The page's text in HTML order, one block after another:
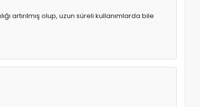
artırılmış olup, uzun süreli kullanımlarda bile